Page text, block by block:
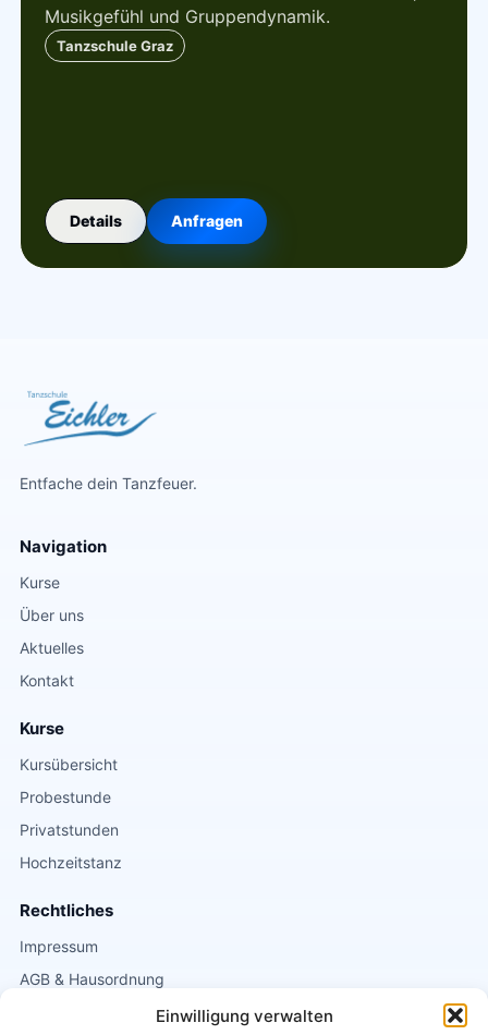
Einwilligung verwalten
Musikgefühl und Gruppendynamik.
Tanzschule Graz
Details Anfragen
Entfache dein Tanzfeuer.
Navigation
Kurse
Über uns
Aktuelles
Kontakt
Kurse
Kursübersicht
Probestunde
Privatstunden
Hochzeitstanz
Rechtliches
Impressum
AGB & Hausordnung